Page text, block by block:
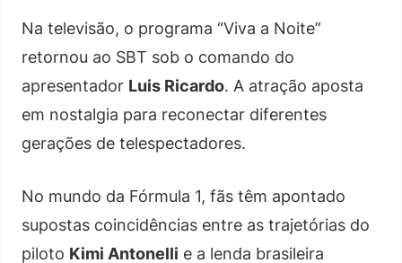
Na televisão, o programa “Viva a Noite”
retornou ao SBT sob o comando do
apresentador Luis Ricardo. A atração aposta
em nostalgia para reconectar diferentes
gerações de telespectadores.
No mundo da Fórmula 1, fãs têm apontado
supostas coincidências entre as trajetórias do
piloto Kimi Antonelli e a lenda brasileira